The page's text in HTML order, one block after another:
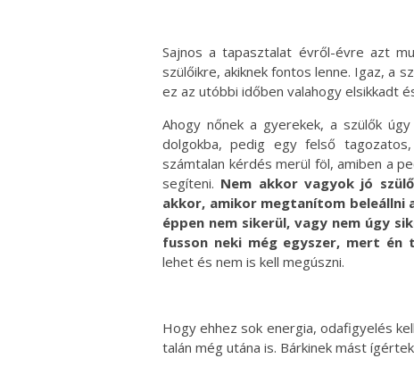
Sajnos a tapasztalat évről-évre azt
szülőikre, akiknek fontos lenne. Igaz, a
ez az utóbbi időben valahogy elsikkadt
Ahogy nőnek a gyerekek, a szülők
dolgokba, pedig egy felső
számtalan kérdés merül föl, amiben a
segíteni. Nem akkor vagyok jó
akkor, amikor megtanítom beleállni
éppen nem sikerül, vagy nem úgy
fusson neki még egyszer, mert én
lehet és nem is kell megúszni.
Hogy ehhez sok energia, odafigyelés
talán még utána is. Bárkinek mást